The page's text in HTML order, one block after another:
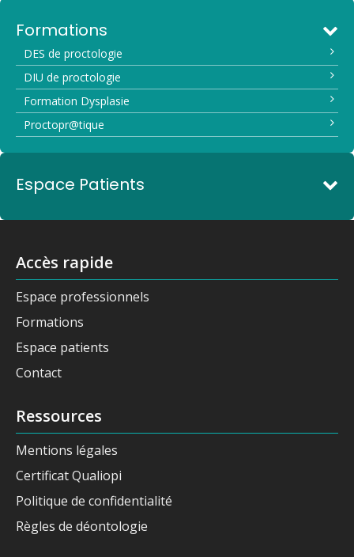
Formations
DES de proctologie
DIU de proctologie
Formation Dysplasie
Proctopr@tique
Espace Patients
Accès rapide
Espace professionnels
Formations
Espace patients
Contact
Ressources
Mentions légales
Certificat Qualiopi
Politique de confidentialité
Règles de déontologie